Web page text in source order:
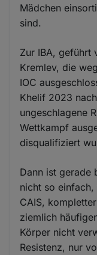
Mädchen
sind.
Zur IBA, geführt
Kremlev, die
IOC
Khelif 2023
ungeschlagene
Wettkampf
disqualifiziert
Dann ist gerade
nicht so
CAIS,
ziemlich
Körper nicht
Resistenz, nur